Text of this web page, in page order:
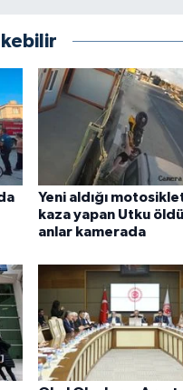
Yeni aldığı
kaza yapan Utku
anlar kamerada